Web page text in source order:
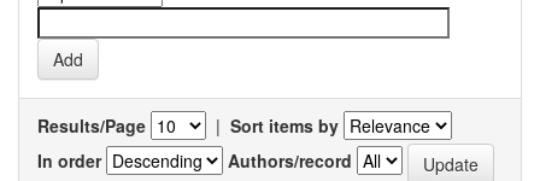
Results/Page | Sort items by
In order
Authors/record